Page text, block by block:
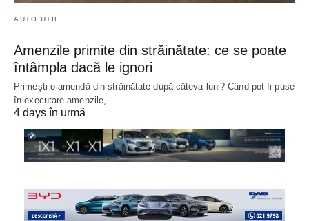
AUTO UTIL
Amenzile primite din străinătate: ce se poate
întâmpla dacă le ignori
Primești o amendă din străinătate după câteva luni? Când pot fi puse
în executare amenzile,…
4 days în urmă